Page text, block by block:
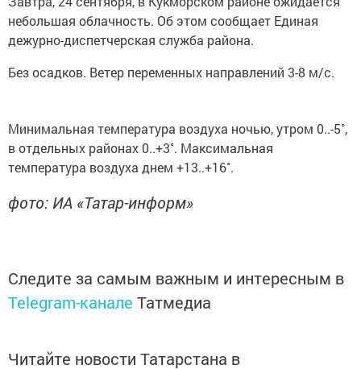
небольшая облачность. Об этом сообщает Единая
дежурно-диспетчерская служба района.
Без осадков. Ветер переменных направлений 3-8 м/с.
Минимальная температура воздуха ночью, утром 0..-5˚,
в отдельных районах 0..+3˚. Максимальная
температура воздуха днем +13..+16˚.
фото: ИА «Татар-информ»
Следите за самым важным и интересным в
Telegram-канале Татмедиа
Читайте новости Татарстана в